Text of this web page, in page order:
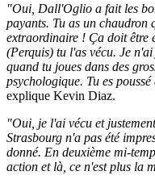
"Oui, Dall'Oglio a fait les
payants. Tu as un chaudron
extraordinaire ! Ça doit être
(Perquis) tu l'as vécu. Je
quand tu joues dans des
psychologique. Tu es
explique Kevin Diaz.
"Oui, je l'ai vécu et
Strasbourg n'a pas été
donné. En deuxième mi-
action et là, ce n'est plus la